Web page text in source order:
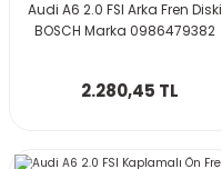
Audi A6 2.0 FSI Arka Fren Diski
BOSCH Marka 0986479382
2.280,45 TL